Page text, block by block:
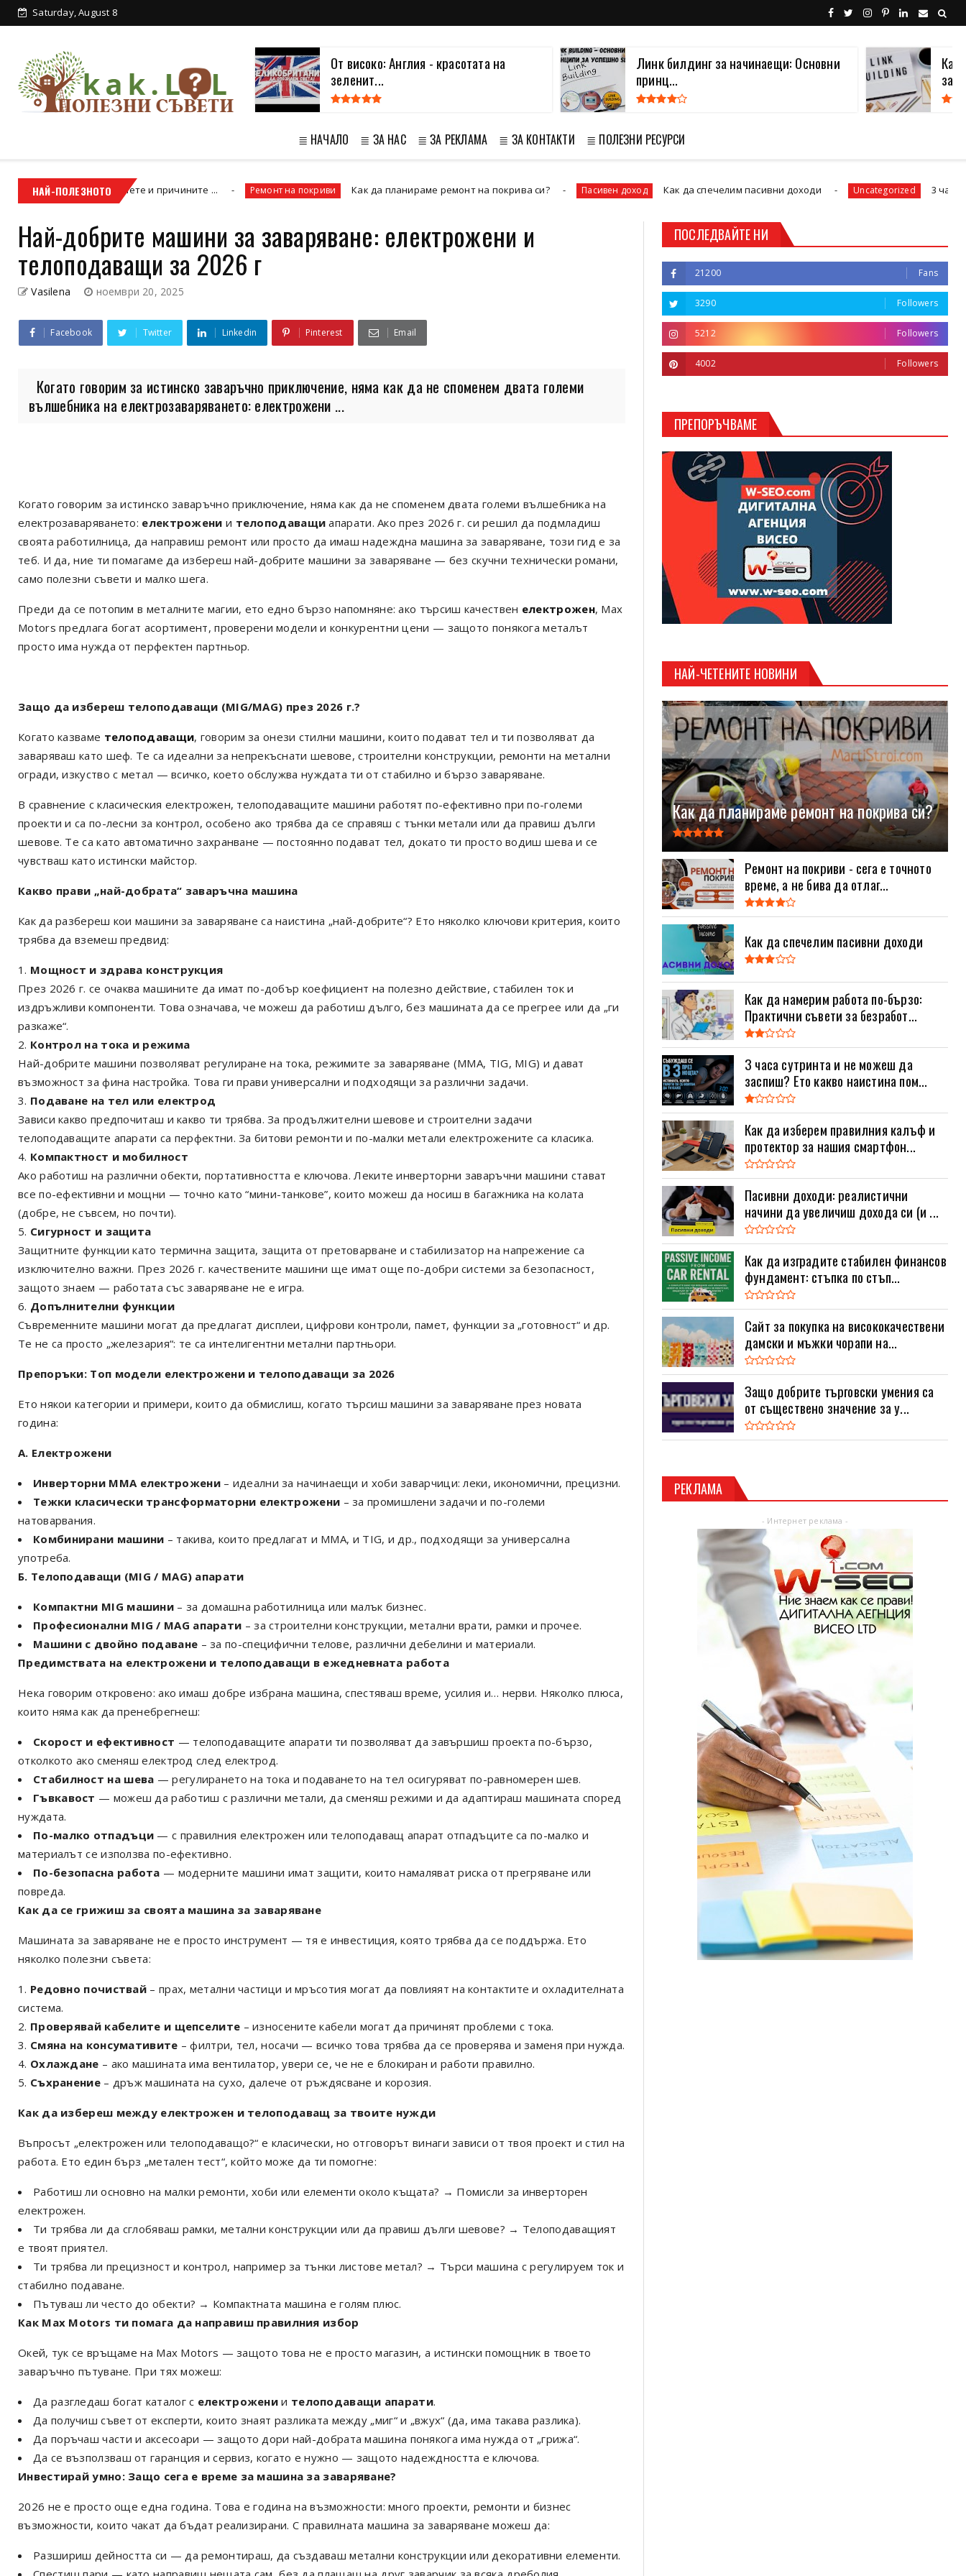
Saturday, August 8
От високо: Англия - красотата на
зеленит...
Линк билдинг за начинаещи: Основни
принц...
за
≣ НАЧАЛО ≣ ЗА НАС ≣ ЗА РЕКЛАМА ≣ ЗА КОНТАКТИ ≣ ПОЛЕЗНИ РЕСУРСИ
НАЙ-ПОЛЕЗНОТО
научете и причините ... Ремонт на покриви Как да планираме ремонт на покрива си? Пасивен доход Как да спечелим пасивни доходи Uncategorized 3 часа сутринта и не
Най-добрите машини за заваряване: електрожени и
телоподаващи за 2026 г
Vasilena ноември 20, 2025
Facebook Twitter Linkedin Pinterest Email
Когато говорим за истинско заваръчно приключение, няма как да не споменем двата големи
вълшебника на електрозаваряването: електрожени ...
Когато говорим за истинско заваръчно приключение, няма как да не споменем двата големи вълшебника на
електрозаваряването: електрожени и телоподаващи апарати. Ако през 2026 г. си решил да подмладиш
своята работилница, да направиш ремонт или просто да имаш надеждна машина за заваряване, този гид е за
теб. И да, ние ти помагаме да избереш най-добрите машини за заваряване — без скучни технически романи,
само полезни съвети и малко шега.
Преди да се потопим в металните магии, ето едно бързо напомняне: ако търсиш качествен електрожен, Max
Motors предлага богат асортимент, проверени модели и конкурентни цени — защото понякога металът
просто има нужда от перфектен партньор.
Защо да избереш телоподаващи (MIG/MAG) през 2026 г.?
Когато казваме телоподаващи, говорим за онези стилни машини, които подават тел и ти позволяват да
заваряваш като шеф. Те са идеални за непрекъснати шевове, строителни конструкции, ремонти на метални
огради, изкуство с метал — всичко, което обслужва нуждата ти от стабилно и бързо заваряване.
В сравнение с класическия електрожен, телоподаващите машини работят по-ефективно при по-големи
проекти и са по-лесни за контрол, особено ако трябва да се справяш с тънки метали или да правиш дълги
шевове. Те са като автоматично захранване — постоянно подават тел, докато ти просто водиш шева и се
чувстваш като истински майстор.
Какво прави „най-добрата“ заваръчна машина
Как да разбереш кои машини за заваряване са наистина „най-добрите“? Ето няколко ключови критерия, които
трябва да вземеш предвид:
Мощност и здрава конструкция
През 2026 г. се очаква машините да имат по-добър коефициент на полезно действие, стабилен ток и
издръжливи компоненти. Това означава, че можеш да работиш дълго, без машината да се прегрее или да „ги
разкаже“.
Контрол на тока и режима
Най-добрите машини позволяват регулиране на тока, режимите за заваряване (MMA, TIG, MIG) и дават
възможност за фина настройка. Това ги прави универсални и подходящи за различни задачи.
Подаване на тел или електрод
Зависи какво предпочиташ и какво ти трябва. За продължителни шевове и строителни задачи
телоподаващите апарати са перфектни. За битови ремонти и по-малки метали електрожените са класика.
Компактност и мобилност
Ако работиш на различни обекти, портативността е ключова. Леките инверторни заваръчни машини стават
все по-ефективни и мощни — точно като “мини-танкове”, които можеш да носиш в багажника на колата
(добре, не съвсем, но почти).
Сигурност и защита
Защитните функции като термична защита, защита от претоварване и стабилизатор на напрежение са
изключително важни. През 2026 г. качествените машини ще имат още по-добри системи за безопасност,
защото знаем — работата със заваряване не е игра.
Допълнителни функции
Съвременните машини могат да предлагат дисплеи, цифрови контроли, памет, функции за „готовност“ и др.
Те не са просто „железария“: те са интелигентни метални партньори.
Препоръки: Топ модели електрожени и телоподаващи за 2026
Ето някои категории и примери, които да обмислиш, когато търсиш машини за заваряване през новата
година:
А. Електрожени
Инверторни MMA електрожени– идеални за начинаещи и хоби заварчици: леки, икономични, прецизни.
Тежки класически трансформаторни електрожени – за промишлени задачи и по-големи
натоварвания.
Комбинирани машини – такива, които предлагат и MMA, и TIG, и др., подходящи за универсална
употреба.
Б. Телоподаващи (MIG / MAG) апарати
Компактни MIG машини – за домашна работилница или малък бизнес.
Професионални MIG / MAG апарати – за строителни конструкции, метални врати, рамки и прочее.
Машини с двойно подаване – за по-специфични телове, различни дебелини и материали.
Предимствата на електрожени и телоподаващи в ежедневната работа
Нека говорим откровено: ако имаш добре избрана машина, спестяваш време, усилия и… нерви. Няколко плюса,
които няма как да пренебрегнеш:
Скорост и ефективност — телоподаващите апарати ти позволяват да завършиш проекта по-бързо,
отколкото ако сменяш електрод след електрод.
Стабилност на шева — регулирането на тока и подаването на тел осигуряват по-равномерен шев.
Гъвкавост — можеш да работиш с различни метали, да сменяш режими и да адаптираш машината според
нуждата.
По-малко отпадъци — с правилния електрожен или телоподаващ апарат отпадъците са по-малко и
материалът се използва по-ефективно.
По-безопасна работа — модерните машини имат защити, които намаляват риска от прегряване или
повреда.
Как да се грижиш за своята машина за заваряване
Машината за заваряване не е просто инструмент — тя е инвестиция, която трябва да се поддържа. Ето
няколко полезни съвета:
Редовно почиствай – прах, метални частици и мръсотия могат да повлияят на контактите и охладителната
система.
Проверявай кабелите и щепселите – износените кабели могат да причинят проблеми с тока.
Смяна на консумативите – филтри, тел, носачи — всичко това трябва да се проверява и заменя при нужда.
Охлаждане – ако машината има вентилатор, увери се, че не е блокиран и работи правилно.
Съхранение– дръж машината на сухо, далече от ръждясване и корозия.
Как да избереш между електрожен и телоподаващ за твоите нужди
Въпросът „електрожен или телоподаващо?“ е класически, но отговорът винаги зависи от твоя проект и стил на
работа. Ето един бърз „метален тест“, който може да ти помогне:
Работиш ли основно на малки ремонти, хоби или елементи около къщата? → Помисли за инверторен
електрожен.
Ти трябва ли да сглобяваш рамки, метални конструкции или да правиш дълги шевове? → Телоподаващият
е твоят приятел.
Ти трябва ли прецизност и контрол, например за тънки листове метал? → Търси машина с регулируем ток и
стабилно подаване.
Пътуваш ли често до обекти? → Компактната машина е голям плюс.
Как Max Motors ти помага да направиш правилния избор
Окей, тук се връщаме на Max Motors — защото това не е просто магазин, а истински помощник в твоето
заваръчно пътуване. При тях можеш:
Да разгледаш богат каталог с електрожени и телоподаващи апарати.
Да получиш съвет от експерти, които знаят разликата между „миг“ и „вжух“ (да, има такава разлика).
Да поръчаш части и аксесоари — защото дори най-добрата машина понякога има нужда от „грижа“.
Да се възползваш от гаранция и сервиз, когато е нужно — защото надеждността е ключова.
Инвестирай умно: Защо сега е време за машина за заваряване?
2026 не е просто още една година. Това е година на възможности: много проекти, ремонти и бизнес
възможности, които чакат да бъдат реализирани. С правилната машина за заваряване можеш да:
Разшириш дейността си — да ремонтираш, да създаваш метални конструкции или декоративни елементи.
ПОСЛЕДВАЙТЕ НИ
21200 Fans
3290 Followers
5212 Followers
4002 Followers
ПРЕПОРЪЧВАМЕ
НАЙ-ЧЕТЕНИТЕ НОВИНИ
Как да планираме ремонт на покрива си?
Ремонт на покриви - сега е точното
време, а не бива да отлаг...
Как да спечелим пасивни доходи
Как да намерим работа по-бързо:
Практични съвети за безработ...
3 часа сутринта и не можеш да
заспиш? Ето какво наистина пом...
Как да изберем правилния калъф и
протектор за нашия смартфон...
Пасивни доходи: реалистични
начини да увеличиш дохода си (и ...
Как да изградите стабилен финансов
фундамент: стъпка по стъп...
Сайт за покупка на висококачествени
дамски и мъжки чорапи на...
Защо добрите търговски умения са
от съществено значение за у...
РЕКЛАМА
- Интернет реклама -